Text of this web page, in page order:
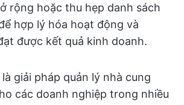
rộng hoặc thu hẹp danh sách
hợp lý hóa hoạt động và
được kết quả kinh doanh.
là giải pháp quản lý nhà cung
các doanh nghiệp trong nhiều